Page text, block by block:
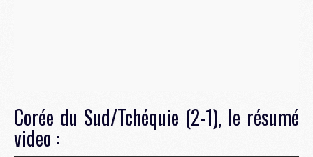
Corée du Sud/Tchéquie (2-1), le résumé
video :